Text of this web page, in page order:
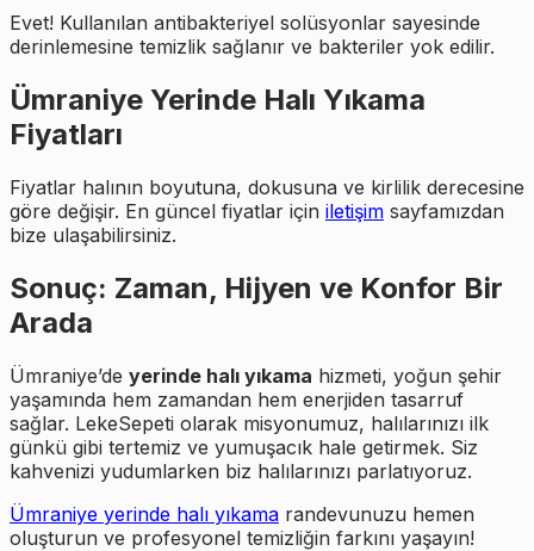
Evet! Kullanılan antibakteriyel solüsyonlar sayesinde
derinlemesine temizlik sağlanır ve bakteriler yok edilir.
Ümraniye Yerinde Halı Yıkama
Fiyatları
Fiyatlar halının boyutuna, dokusuna ve kirlilik derecesine
göre değişir. En güncel fiyatlar için iletişim sayfamızdan
bize ulaşabilirsiniz.
Sonuç: Zaman, Hijyen ve Konfor Bir
Arada
Ümraniye’de yerinde halı yıkama hizmeti, yoğun şehir
yaşamında hem zamandan hem enerjiden tasarruf
sağlar. LekeSepeti olarak misyonumuz, halılarınızı ilk
günkü gibi tertemiz ve yumuşacık hale getirmek. Siz
kahvenizi yudumlarken biz halılarınızı parlatıyoruz.
Ümraniye yerinde halı yıkama randevunuzu hemen
oluşturun ve profesyonel temizliğin farkını yaşayın!